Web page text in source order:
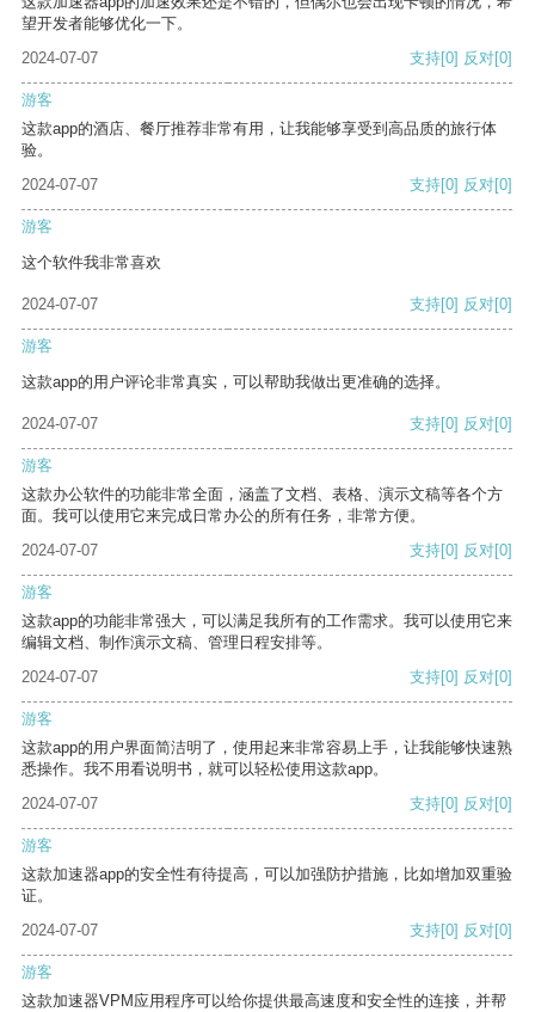
望开发者能够优化一下。
2024-07-07
支持[0] 反对[0]
游客
这款app的酒店、餐厅推荐非常有用，让我能够享受到高品质的旅行体
验。
2024-07-07
支持[0] 反对[0]
游客
这个软件我非常喜欢
2024-07-07 支持[0] 反对[0]
游客
这款app的用户评论非常真实，可以帮助我做出更准确的选择。
2024-07-07 支持[0] 反对[0]
游客
这款办公软件的功能非常全面，涵盖了文档、表格、演示文稿等各个方
面。我可以使用它来完成日常办公的所有任务，非常方便。
2024-07-07
支持[0] 反对[0]
游客
这款app的功能非常强大，可以满足我所有的工作需求。我可以使用它来
编辑文档、制作演示文稿、管理日程安排等。
2024-07-07
支持[0] 反对[0]
游客
这款app的用户界面简洁明了，使用起来非常容易上手，让我能够快速熟
悉操作。我不用看说明书，就可以轻松使用这款app。
2024-07-07
支持[0] 反对[0]
游客
这款加速器app的安全性有待提高，可以加强防护措施，比如增加双重验
证。
2024-07-07
支持[0] 反对[0]
游客
这款加速器VPM应用程序可以给你提供最高速度和安全性的连接，并帮